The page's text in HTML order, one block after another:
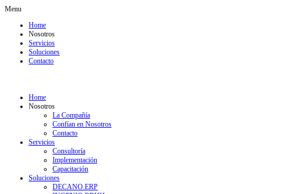
Menu
Home
Nosotros
Servicios
Soluciones
Contacto
Home
Nosotros
La Compañía
Confían en Nosotros
Contacto
Servicios
Consultoría
Implementación
Capacitación
Soluciones
DECANO.ERP